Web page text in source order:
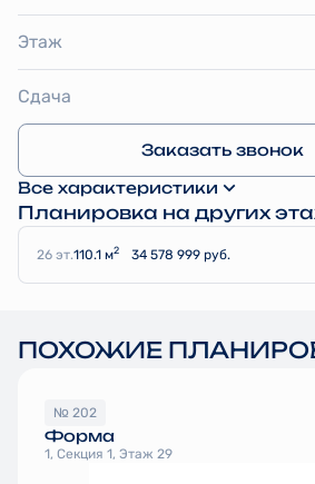
Этаж
Сдача
Заказать звонок
Все характеристики
Планировка на других
26 эт.110.1 м2 34 578 999 руб.
ПОХОЖИЕ
№ 202
Форма
1, Секция 1, Этаж 29